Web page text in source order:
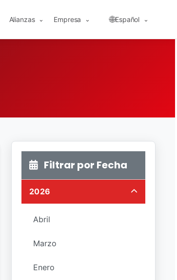
Alianzas ⌄ Empresa ⌄ 🌐Español ⌄
Filtrar por Fecha
2026
Abril
Marzo
Enero